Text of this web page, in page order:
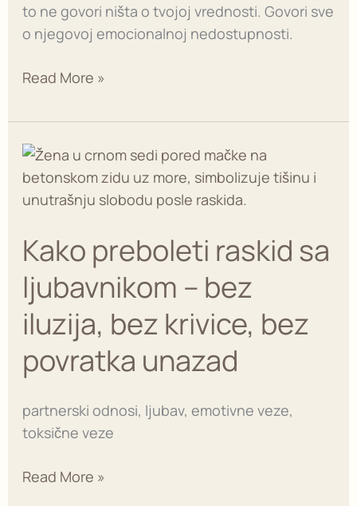
to ne govori ništa o tvojoj vrednosti. Govori sve
o njegovoj emocionalnoj nedostupnosti.
Read More »
Kako preboleti raskid sa
ljubavnikom – bez
iluzija, bez krivice, bez
povratka unazad
partnerski odnosi, ljubav, emotivne veze,
toksične veze
Kako
preboleti
raskid
ljubavnikom
–
bez
iluzija,
bez
krivice,
bez
unazad
Read More »